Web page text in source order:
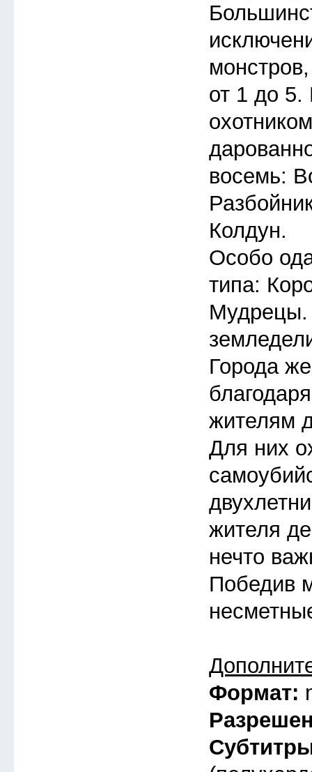
от 1 до
восемь:
Колдун.
Особо
типа:
Мудрецы.
Города
жителям
Для них
жителя
нечто
Победив
Формат: